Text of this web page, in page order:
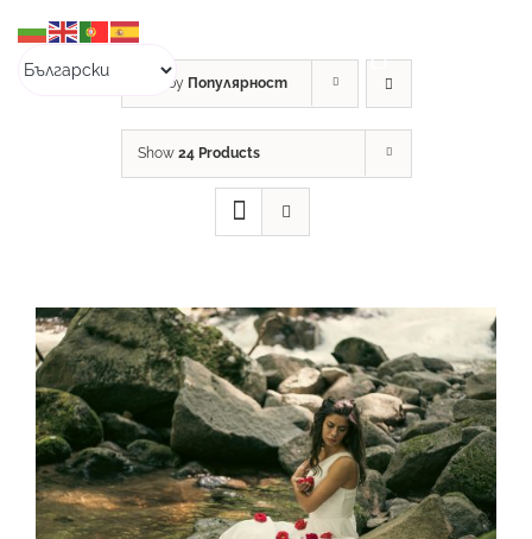
content
Sort by Популярност
Show 24 Products